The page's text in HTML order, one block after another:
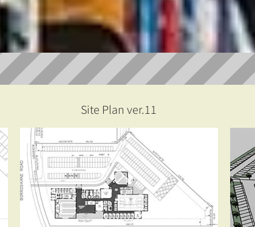
Site Plan ver.11